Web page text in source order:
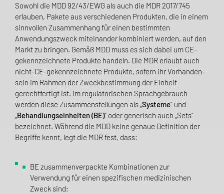
Sowohl die MDD 92/43/EWG als auch die MDR 2017/745
erlauben, Pakete aus verschiedenen Produkten, die in einem
sinnvollen Zusammenhang für einen bestimmten
Anwendungs­zweck mit­einander kombiniert werden, auf den
Markt zu bringen. Gemäß MDD muss es sich dabei um CE-
gekennzeichnete Produkte handeln. Die MDR erlaubt auch
nicht-CE-gekenn­zeichnete Produkte, sofern ihr Vorhanden­
sein im Rahmen der Zweckbestimmung der Einheit
gerechtfertigt ist. Im regulatorischen Sprach­gebrauch
werden diese Zusammenstellungen als „Systeme“ und
„Behand­lungseinheiten (BE)“ oder generisch auch „Sets“
bezeichnet. Während die MDD keine genaue Definition der
Begriffe kennt, legt die MDR fest, dass:
BE zusammenverpackte Kombinationen zur
Verwendung für einen spezifischen medizinischen
Zweck sind;